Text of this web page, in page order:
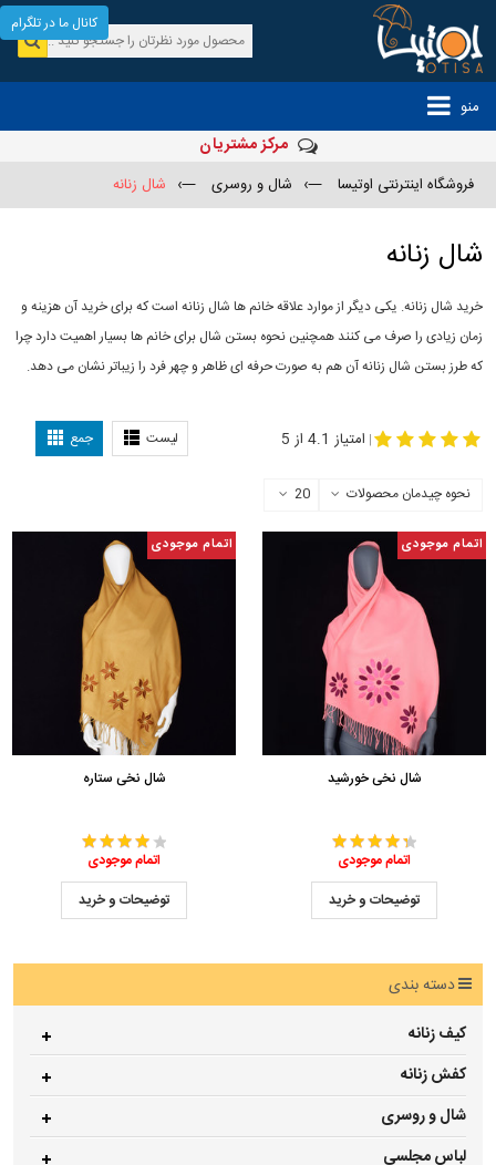
منو
مرکز مشتریان
فروشگاه اینترنتی اوتیسا —› شال و روسری —› شال زنانه
شال زنانه
خرید شال زنانه. یکی دیگر از موارد علاقه خانم ها شال زنانه است که برای خرید آن هزینه و
زمان زیادی را صرف می کنند همچنین نحوه بستن شال برای خانم ها بسیار اهمیت دارد چرا
که طرز بستن شال زنانه آن هم به صورت حرفه ای ظاهر و چهر فرد را زیباتر نشان می دهد.
لیست جمع | امتیاز 4.1 از 5
نحوه چیدمان محصولات 20
اتمام موجودی
شال نخی خورشید
اتمام موجودی
توضیحات و خرید
اتمام موجودی
شال نخی ستاره
اتمام موجودی
توضیحات و خرید
دسته بندی
کیف زنانه
کفش زنانه
شال و روسری
لباس مجلسی
کانال ما در تلگرام